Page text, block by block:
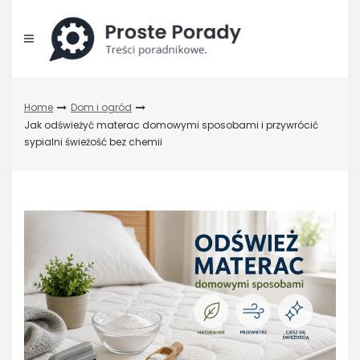
content
Home
Dom i ogród
Jak odświeżyć materac domowymi sposobami i przywrócić
sypialni świeżość bez chemii